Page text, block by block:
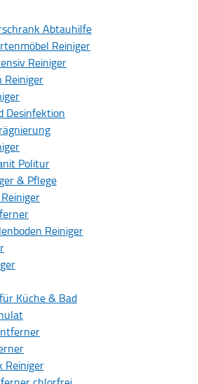
Abtauhilfe
Reiniger
Reiniger
Reiniger
Desinfektion
Politur
& Pflege
Reiniger
Küche & Bad
Reiniger